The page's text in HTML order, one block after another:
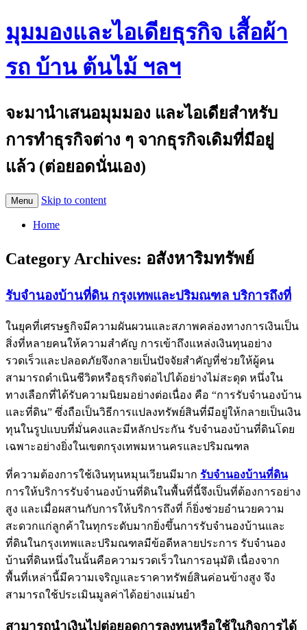
มุมมองและไอเดียธุรกิจ เสื้อผ้า
รถ บ้าน ต้นไม้ ฯลฯ
จะมานำเสนอมุมมอง และไอเดียสำหรับ
การทำธุรกิจต่าง ๆ จากธุรกิจเดิมที่มีอยู่
แล้ว (ต่อยอดนั่นเอง)
Menu Skip to content
Home
Category Archives: อสังหาริมทรัพย์
รับจำนองบ้านที่ดิน กรุงเทพและปริมณฑล บริการถึงที่
ในยุคที่เศรษฐกิจมีความผันผวนและสภาพคล่องทางการเงินเป็น
สิ่งที่หลายคนให้ความสำคัญ การเข้าถึงแหล่งเงินทุนอย่าง
รวดเร็วและปลอดภัยจึงกลายเป็นปัจจัยสำคัญที่ช่วยให้ผู้คน
สามารถดำเนินชีวิตหรือธุรกิจต่อไปได้อย่างไม่สะดุด หนึ่งใน
ทางเลือกที่ได้รับความนิยมอย่างต่อเนื่อง คือ “การรับจำนองบ้าน
และที่ดิน” ซึ่งถือเป็นวิธีการแปลงทรัพย์สินที่มีอยู่ให้กลายเป็นเงิน
ทุนในรูปแบบที่มั่นคงและมีหลักประกัน รับจำนองบ้านที่ดินโดย
เฉพาะอย่างยิ่งในเขตกรุงเทพมหานครและปริมณฑล
ที่ความต้องการใช้เงินทุนหมุนเวียนมีมาก รับจำนองบ้านที่ดิน
การให้บริการรับจำนองบ้านที่ดินในพื้นที่นี้จึงเป็นที่ต้องการอย่าง
สูง และเมื่อผสานกับการให้บริการถึงที่ ก็ยิ่งช่วยอำนวยความ
สะดวกแก่ลูกค้าในทุกระดับมากยิ่งขึ้นการรับจำนองบ้านและ
ที่ดินในกรุงเทพและปริมณฑลมีข้อดีหลายประการ รับจำนอง
บ้านที่ดินหนึ่งในนั้นคือความรวดเร็วในการอนุมัติ เนื่องจาก
พื้นที่เหล่านี้มีความเจริญและราคาทรัพย์สินค่อนข้างสูง จึง
สามารถใช้ประเมินมูลค่าได้อย่างแม่นยำ
สามารถนำเงินไปต่อยอดการลงทุนหรือใช้ในกิจการได้